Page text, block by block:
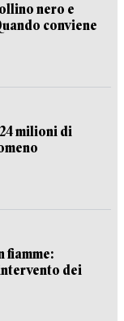
nero e
conviene
milioni di
fiamme:
dei